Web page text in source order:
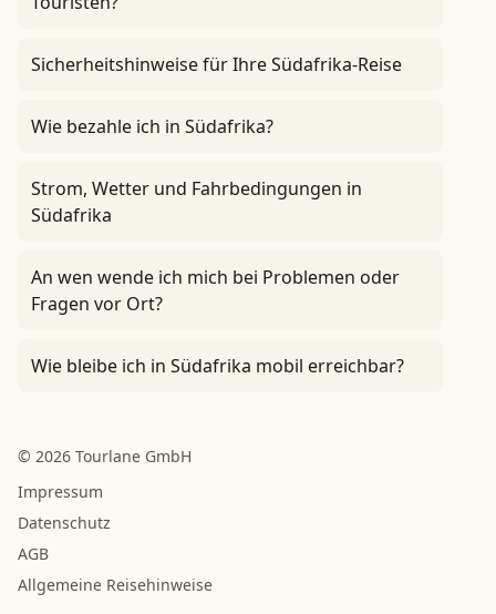
Sicherheitshinweise für Ihre Südafrika-Reise
Wie bezahle ich in Südafrika?
Strom, Wetter und Fahrbedingungen in
Südafrika
An wen wende ich mich bei Problemen oder
Fragen vor Ort?
Wie bleibe ich in Südafrika mobil erreichbar?
© 2026 Tourlane GmbH
Impressum
Datenschutz
AGB
Allgemeine Reisehinweise